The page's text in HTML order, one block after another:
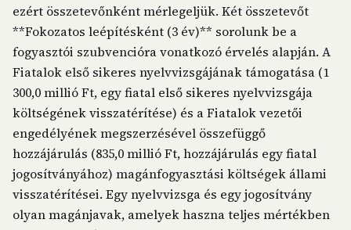
ezért összetevőnként mérlegeljük. Két összetevőt
**Fokozatos leépítésként (3 év)** sorolunk be a
fogyasztói szubvencióra vonatkozó érvelés alapján. A
Fiatalok első sikeres nyelvvizsgájának támogatása (1
300,0 millió Ft, egy fiatal első sikeres nyelvvizsgája
költségének visszatérítése) és a Fiatalok vezetői
engedélyének megszerzésével összefüggő
hozzájárulás (835,0 millió Ft, hozzájárulás egy fiatal
jogosítványához) magánfogyasztási költségek állami
visszatérítései. Egy nyelvvizsga és egy jogosítvány
olyan magánjavak, amelyek haszna teljes mértékben